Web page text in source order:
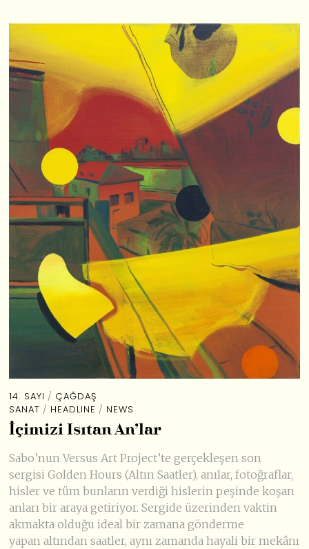
14. SAYI / ÇAĞDAŞ
SANAT / HEADLINE / NEWS
İçimizi Isıtan An’lar
Sabo’nun Versus Art Project’te gerçekleşen son
sergisi Golden Hours (Altın Saatler), anılar, fotoğraflar,
hisler ve tüm bunların verdiği hislerin peşinde koşan
anları bir araya getiriyor. Sergide üzerinden vaktin
akmakta olduğu ideal bir zamana gönderme
yapan altından saatler, aynı zamanda hayali bir mekânı